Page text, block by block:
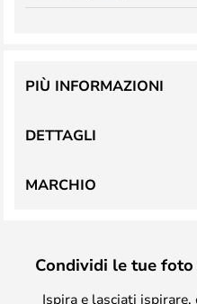
DETTAGLI
PIÙ INFORMAZIONI
MARCHIO
Condividi le tue
Ispira e lasciati ispirare,